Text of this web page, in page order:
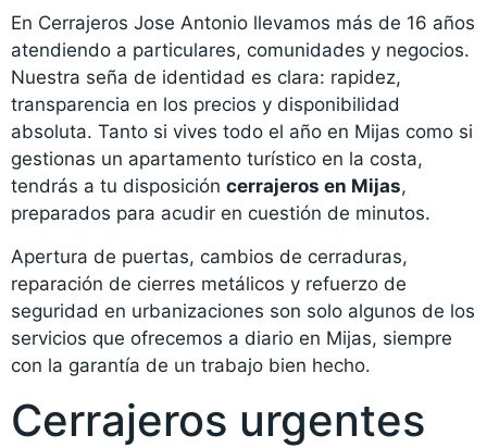
En Cerrajeros Jose Antonio llevamos más de 16 años
atendiendo a particulares, comunidades y negocios.
Nuestra seña de identidad es clara: rapidez,
transparencia en los precios y disponibilidad
absoluta. Tanto si vives todo el año en Mijas como si
gestionas un apartamento turístico en la costa,
tendrás a tu disposición cerrajeros en Mijas,
preparados para acudir en cuestión de minutos.
Apertura de puertas, cambios de cerraduras,
reparación de cierres metálicos y refuerzo de
seguridad en urbanizaciones son solo algunos de los
servicios que ofrecemos a diario en Mijas, siempre
con la garantía de un trabajo bien hecho.
Cerrajeros urgentes